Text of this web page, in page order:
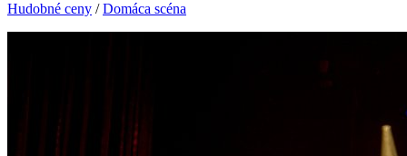
Hudobné ceny /Domáca scéna